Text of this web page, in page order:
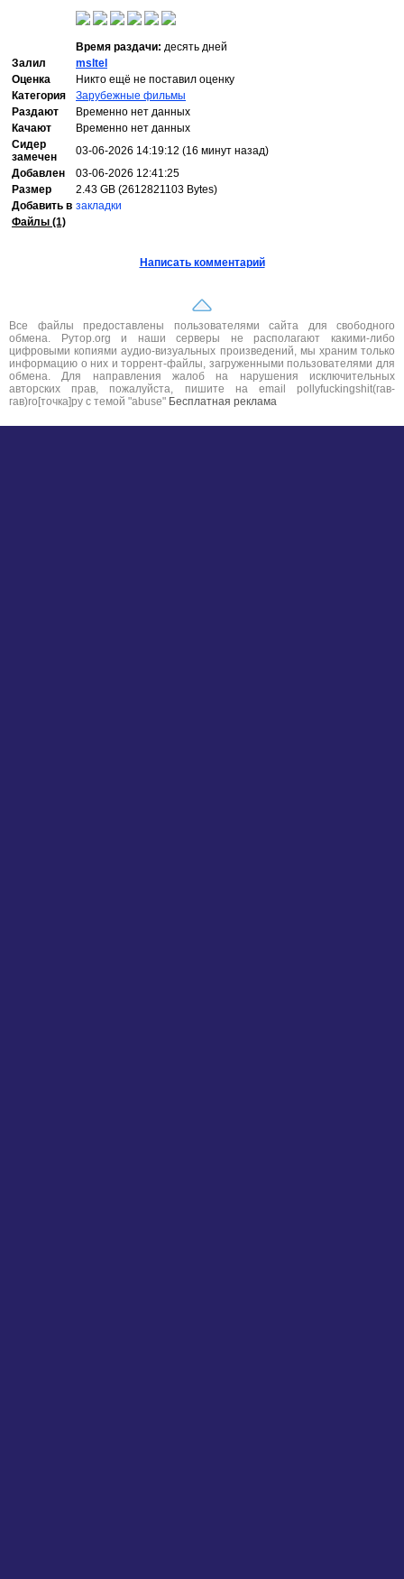
Время раздачи: десять дней
Залил
msltel
Оценка
Никто ещё не поставил оценку
Категория
Зарубежные фильмы
Раздают
Временно нет данных
Качают
Временно нет данных
Сидер
замечен
03-06-2026 14:19:12 (16 минут назад)
Добавлен
03-06-2026 12:41:25
Размер
2.43 GB (2612821103 Bytes)
Добавить в закладки
Файлы (1)
Написать комментарий
Все файлы предоставлены пользователями сайта для свободного
обмена. Рутор.org и наши серверы не располагают какими-либо
цифровыми копиями аудио-визуальных произведений, мы храним только
информацию о них и торрент-файлы, загруженными пользователями для
обмена. Для направления жалоб на нарушения исключительных
авторских прав, пожалуйста, пишите на email pollyfuckingshit(гав-
гав)ro[точка]ру с темой "abuse" Бесплатная реклама